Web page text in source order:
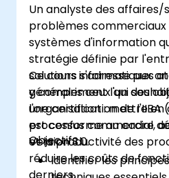
Un analyste des
problèmes
systèmes d'information
stratégie définie par
solutions informatiques
généralement l'un des
l'organisation : mettre
processus commercial,
et la productivité des
réduire les coûts de
derniers.
Ce cours s'adresse aux
y compris ceux qui
une certification de l'IIBA
est conforme au cadre
Version 3.0.
Objectifs :
Identifier les